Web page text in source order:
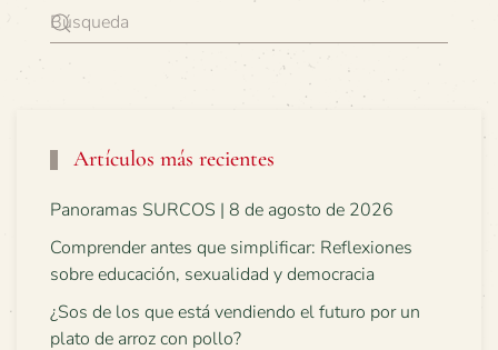
Artículos más recientes
Panoramas SURCOS | 8 de agosto de 2026
Comprender antes que simplificar: Reflexiones
sobre educación, sexualidad y democracia
¿Sos de los que está vendiendo el futuro por un
plato de arroz con pollo?